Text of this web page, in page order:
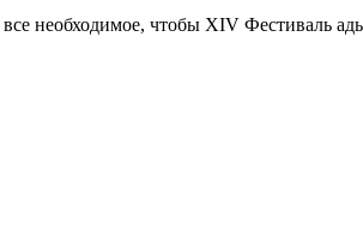
необходимое, чтобы XIV Фестиваль